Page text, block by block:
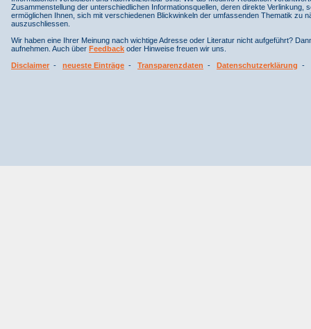
Zusammenstellung der unterschiedlichen Informationsquellen, deren direkte
ermöglichen Ihnen, sich mit verschiedenen Blickwinkeln der umfassenden Thematik
auszuschliessen.
Wir haben eine Ihrer Meinung nach wichtige Adresse oder Literatur nicht aufgeführt?
aufnehmen. Auch über Feedback oder Hinweise freuen wir uns.
Disclaimer - neueste Einträge - Transparenzdaten - Datenschutzerklärung -